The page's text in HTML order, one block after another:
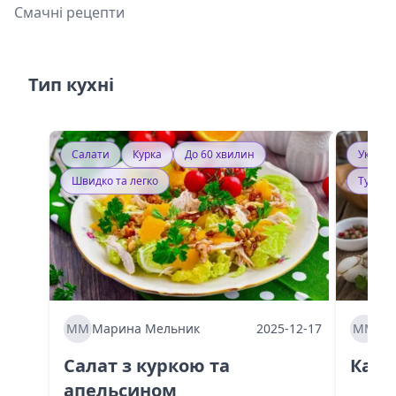
Смачні рецепти
Тип кухні
Салати Курка
До 60 хвилин
Швидко та легко
ММ Марина Мельник 2025-12-17
Салат з куркою та
апельсином
ММ